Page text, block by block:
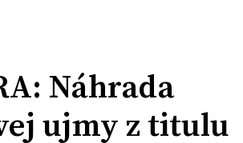
Náhrada
ujmy z titulu